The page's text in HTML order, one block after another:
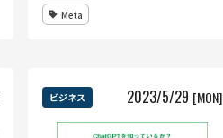
Meta
ビジネス 2023/5/29 [MON]